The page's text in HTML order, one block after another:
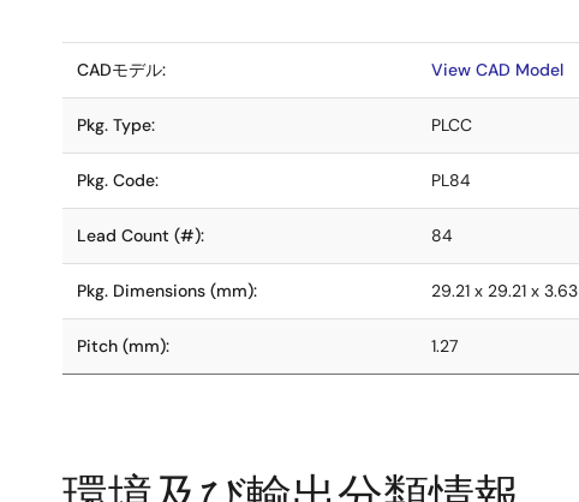
CADモデル: View CAD Model
Pkg. Type: PLCC
Pkg. Code: PL84
Lead Count (#): 84
Pkg. Dimensions (mm): 29.21 x 29.21 x 3.63
Pitch (mm): 1.27